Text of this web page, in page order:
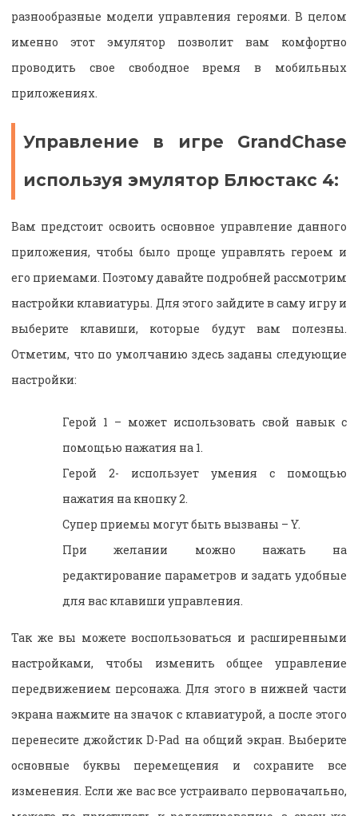
разнообразные модели управления героями. В целом
именно этот эмулятор позволит вам комфортно
проводить свое свободное время в мобильных
приложениях.
Управление в игре GrandChase
используя эмулятор Блюстакс 4:
Вам предстоит освоить основное управление данного
приложения, чтобы было проще управлять героем и
его приемами. Поэтому давайте подробней рассмотрим
настройки клавиатуры. Для этого зайдите в саму игру и
выберите клавиши, которые будут вам полезны.
Отметим, что по умолчанию здесь заданы следующие
настройки:
Герой 1 – может использовать свой навык с
помощью нажатия на 1.
Герой 2- использует умения с помощью
нажатия на кнопку 2.
Супер приемы могут быть вызваны – Y.
При желании можно нажать на
редактирование параметров и задать удобные
для вас клавиши управления.
Так же вы можете воспользоваться и расширенными
настройками, чтобы изменить общее управление
передвижением персонажа. Для этого в нижней части
экрана нажмите на значок с клавиатурой, а после этого
перенесите джойстик D-Pad на общий экран. Выберите
основные буквы перемещения и сохраните все
изменения. Если же вас все устраивало первоначально,